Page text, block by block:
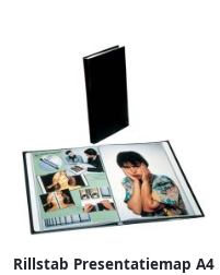
Rillstab Presentatiemap A4